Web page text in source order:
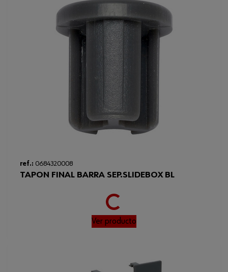
ref.: 0684320008
TAPON FINAL BARRA SEP.SLIDEBOX BL
Loading...
Ver producto